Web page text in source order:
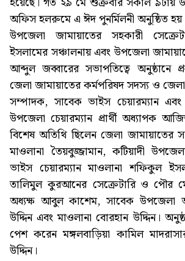
অফিস হলরুমে এ ঈদ পুনর্মিলনী অনুষ্ঠিত
উপজেলা জামায়াতের সহকারী
ইসলামের সঞ্চালনায় এবং উপজেলা
আব্দুল জব্বারের সভাপতিত্বে অনুষ্ঠানে
জেলা জামায়াতের কর্মপরিষদ সদস্য ও
সম্পাদক, সাবেক ভাইস চেয়ারম্যান
উপজেলা চেয়ারম্যান প্রার্থী অধ্যাপক
বিশেষ অতিথি ছিলেন জেলা জামায়াতের
মাওলানা তৈয়বুজ্জামান, কটিয়াদী
ভাইস চেয়ারম্যান মাওলানা শফিকুল
তালিমুল কুরআনের সেক্রেটারি ও পৌর
অধ্যক্ষ আবুল কাশেম, সাবেক উপজেলা
উদ্দিন এবং মাওলানা বোরহান উদ্দিন।
পেশ করেন মঙ্গলবাড়িয়া কামিল
উদ্দিন।